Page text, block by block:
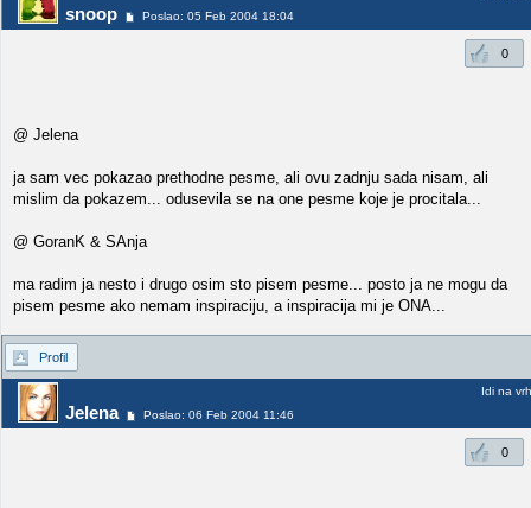
snoop Poslao: 05 Feb 2004 18:04
0
@ Jelena
ja sam vec pokazao prethodne pesme, ali ovu zadnju sada nisam, ali
mislim da pokazem... odusevila se na one pesme koje je procitala...
@ GoranK & SAnja
ma radim ja nesto i drugo osim sto pisem pesme... posto ja ne mogu da
pisem pesme ako nemam inspiraciju, a inspiracija mi je ONA...
Profil
Jelena Poslao: 06 Feb 2004 11:46
Idi na vrh
0